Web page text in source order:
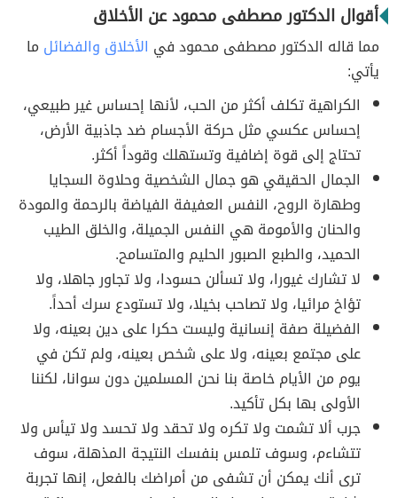
أقوال الدكتور مصطفى محمود عن الأخلاق
مما قاله الدكتور مصطفى محمود في الأخلاق والفضائل ما
يأتي:
الكراهية تكلف أكثر من الحب، لأنها إحساس غير طبيعي،
إحساس عكسي مثل حركة الأجسام ضد جاذبية الأرض،
تحتاج إلى قوة إضافية وتستهلك وقوداً أكثر.
الجمال الحقيقي هو جمال الشخصية وحلاوة السجايا
وطهارة الروح، النفس العفيفة الفياضة بالرحمة والمودة
والحنان والأمومة هي النفس الجميلة، والخلق الطيب
الحميد، والطبع الصبور الحليم والمتسامح.
لا تشارك غيورا، ولا تسألن حسودا، ولا تجاور جاهلا، ولا
تؤاخ مرائيا، ولا تصاحب بخيلا، ولا تستودع سرك أحداً.
الفضيلة صفة إنسانية وليست حكرا على دين بعينه، ولا
على مجتمع بعينه، ولا على شخص بعينه، ولم تكن في
يوم من الأيام خاصة بنا نحن المسلمين دون سوانا، لكننا
الأولى بها بكل تأكيد.
جرب ألا تشمت ولا تكره ولا تحقد ولا تحسد ولا تيأس ولا
تتشاءم، وسوف تلمس بنفسك النتيجة المذهلة، سوف
ترى أنك يمكن أن تشفى من أمراضك بالفعل، إنها تجربة